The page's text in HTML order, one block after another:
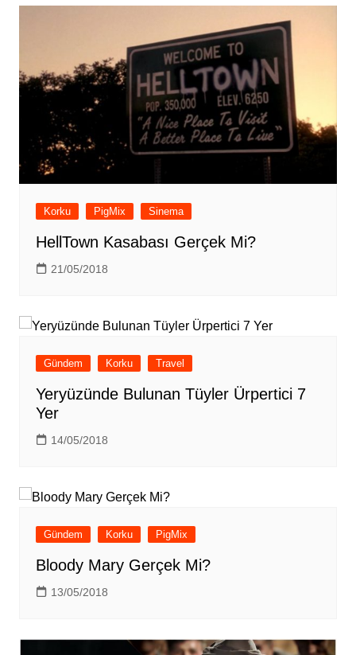
Korku PigMix Sinema
HellTown Kasabası Gerçek Mi?
21/05/2018
Gündem Korku Travel
Yeryüzünde Bulunan Tüyler Ürpertici 7
Yer
14/05/2018
Gündem Korku PigMix
Bloody Mary Gerçek Mi?
13/05/2018